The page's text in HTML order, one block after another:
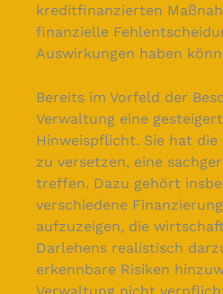
kreditfinanzierten
finanzielle
Auswirkungen haben
Bereits im Vorfeld der
Verwaltung eine
Hinweispflicht. Sie hat
zu versetzen, eine
treffen. Dazu gehört
verschiedene
aufzuzeigen, die
Darlehens realistisch
erkennbare Risiken